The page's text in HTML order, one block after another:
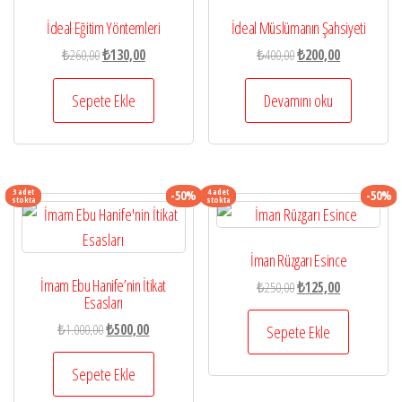
İdeal Eğitim Yöntemleri
₺260,00Orijinal
fiyat:
₺260,00.
₺130,00Şu
andaki
₺130,00.
Sepete Ekle
İdeal Müslümanın Şahsiyeti
₺400,00Orijinal
fiyat:
₺400,00.
₺200,00Şu
andaki
₺200,00.
Devamını oku
3 adet
stokta -50%
İmam Ebu Hanife’nin İtikat
Esasları
₺1.000,00Orijinal
fiyat:
₺1.000,00.
₺500,00Şu
andaki
₺500,00.
Sepete Ekle
4 adet
stokta -50%
İman Rüzgarı Esince
₺250,00Orijinal
fiyat:
₺250,00.
₺125,00Şu
andaki
₺125,00.
Sepete Ekle